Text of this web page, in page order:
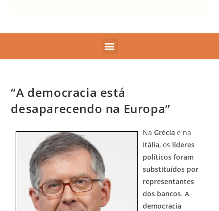
“A democracia está
desaparecendo na Europa”
NaGrécia e na
Itália, os líderes
políticos foram
substituídos por
representantes
dos bancos. A
democracia